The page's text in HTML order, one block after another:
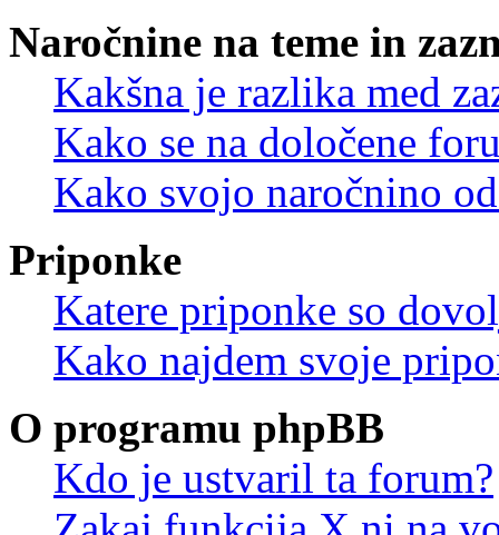
Naročnine na teme in
Kakšna je razlika med
Kako se na določene
Kako svojo naročnino
Priponke
Katere priponke so
Kako najdem svoje
O programu phpBB
Kdo je ustvaril ta forum?